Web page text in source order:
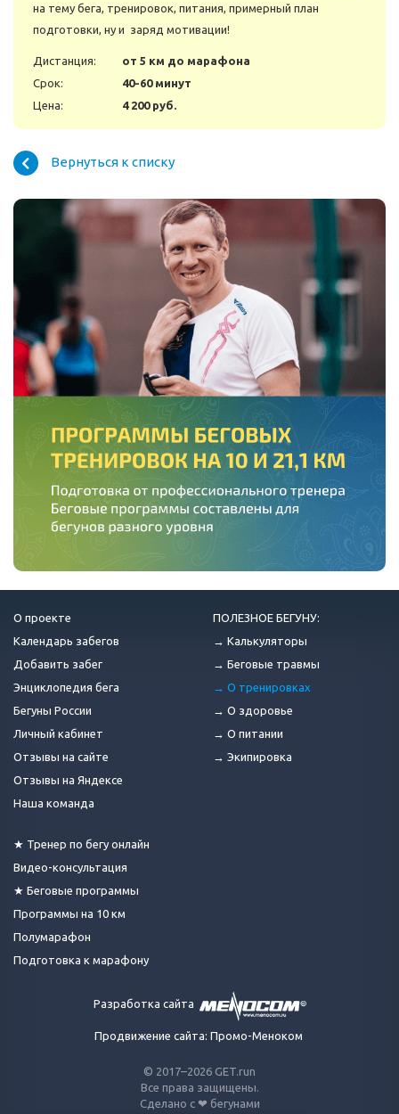
на тему бега, тренировок, питания, примерный план
подготовки, ну и заряд мотивации!
Дистанция:
от 5 км до марафона
Срок:
40-60 минут
Цена:
4 200 руб.
Вернуться к списку
© 2017–2026 GET.run
Все права защищены.
Сделано с ❤ бегунами
О проекте
Календарь забегов
Добавить забег
Энциклопедия бега
Бегуны России
Личный кабинет
Отзывы на сайте
Отзывы на Яндексе
Наша команда
★ Тренер по бегу онлайн
Видео-консультация
★ Беговые программы
Программы на 10 км
Полумарафон
Подготовка к марафону
ПОЛЕЗНОЕ БЕГУНУ:
→ Калькуляторы
→ Беговые травмы
→ О тренировках
→ О здоровье
→ О питании
→ Экипировка
Разработка сайта
Продвижение сайта: Промо-Меноком